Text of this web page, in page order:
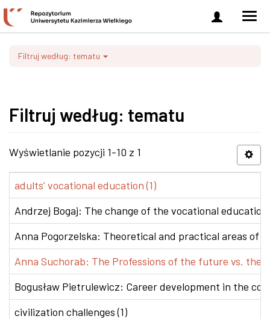
Zaloguj
się
Filtruj według: tematu
Filtruj według: tematu
Wyświetlanie pozycji 1-10 z 1
adults’ vocational education (1)
Andrzej Bogaj: The change of the vocational
Anna Pogorzelska: Theoretical and practical areas of
Anna Suchorab: The Professions of the future vs. the
Bogusław Pietrulewicz: Career development in the
civilization challenges (1)